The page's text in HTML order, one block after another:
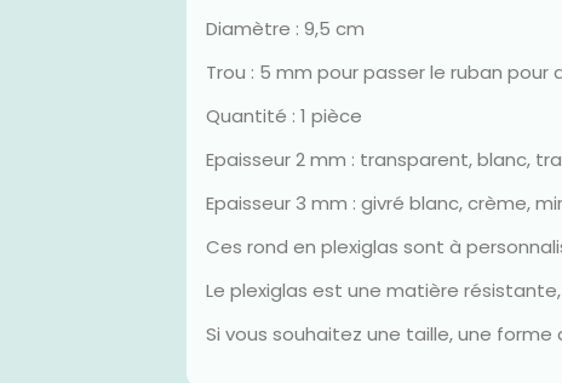
Diamètre : 9,5 cm
Trou : 5 mm pour passer le ruban pour
Quantité : 1 pièce
Epaisseur 2 mm : transparent, blanc,
Epaisseur 3 mm : givré blanc, crème,
Ces rond en plexiglas sont à
Le plexiglas est une matière
Si vous souhaitez une taille, une